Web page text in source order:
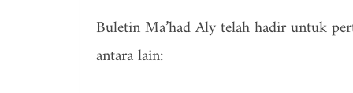
Buletin Ma’had Aly telah hadir untuk
antara lain: